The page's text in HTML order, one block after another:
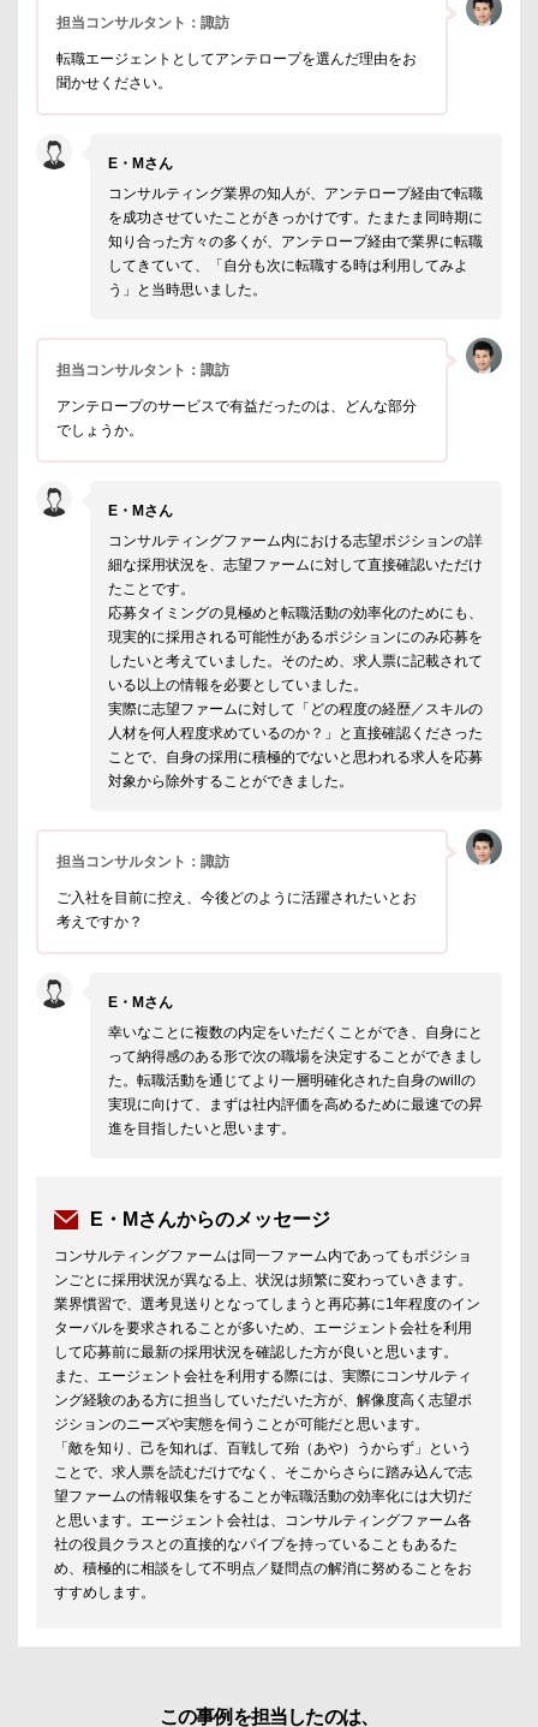
担当コンサルタント：諏訪
転職エージェントとしてアンテロープを選んだ理由をお
聞かせください。
E・Mさん
コンサルティング業界の知人が、アンテロープ経由で転職
を成功させていたことがきっかけです。たまたま同時期に
知り合った方々の多くが、アンテロープ経由で業界に転職
してきていて、「自分も次に転職する時は利用してみよ
う」と当時思いました。
担当コンサルタント：諏訪
アンテロープのサービスで有益だったのは、どんな部分
でしょうか。
E・Mさん
コンサルティングファーム内における志望ポジションの詳
細な採用状況を、志望ファームに対して直接確認いただけ
たことです。
応募タイミングの見極めと転職活動の効率化のためにも、
現実的に採用される可能性があるポジションにのみ応募を
したいと考えていました。そのため、求人票に記載されて
いる以上の情報を必要としていました。
実際に志望ファームに対して「どの程度の経歴／スキルの
人材を何人程度求めているのか？」と直接確認くださった
ことで、自身の採用に積極的でないと思われる求人を応募
対象から除外することができました。
担当コンサルタント：諏訪
ご入社を目前に控え、今後どのように活躍されたいとお
考えですか？
E・Mさん
幸いなことに複数の内定をいただくことができ、自身にと
って納得感のある形で次の職場を決定することができまし
た。転職活動を通じてより一層明確化された自身のwillの
実現に向けて、まずは社内評価を高めるために最速での昇
進を目指したいと思います。
E・Mさんからのメッセージ
コンサルティングファームは同一ファーム内であってもポジショ
ンごとに採用状況が異なる上、状況は頻繁に変わっていきます。
業界慣習で、選考見送りとなってしまうと再応募に1年程度のイン
ターバルを要求されることが多いため、エージェント会社を利用
して応募前に最新の採用状況を確認した方が良いと思います。
また、エージェント会社を利用する際には、実際にコンサルティ
ング経験のある方に担当していただいた方が、解像度高く志望ポ
ジションのニーズや実態を伺うことが可能だと思います。
「敵を知り、己を知れば、百戦して殆（あや）うからず」という
ことで、求人票を読むだけでなく、そこからさらに踏み込んで志
望ファームの情報収集をすることが転職活動の効率化には大切だ
と思います。エージェント会社は、コンサルティングファーム各
社の役員クラスとの直接的なパイプを持っていることもあるた
め、積極的に相談をして不明点／疑問点の解消に努めることをお
すすめします。
この事例を担当したのは、